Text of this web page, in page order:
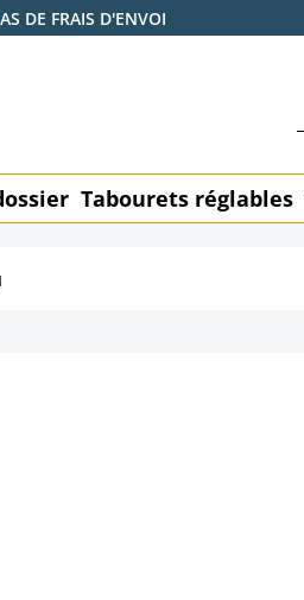
DE FRAIS D'ENVOI
Tabourets réglables